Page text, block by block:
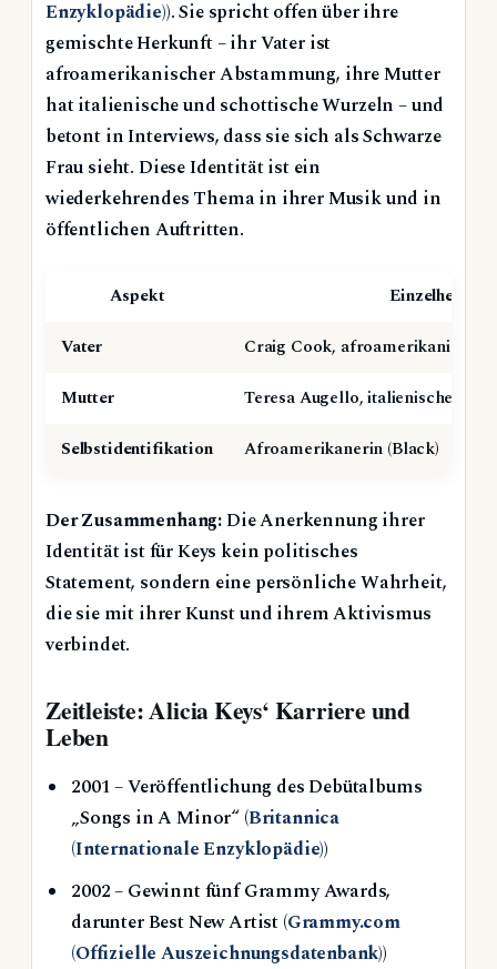
Enzyklopädie)). Sie spricht offen über ihre
gemischte Herkunft – ihr Vater ist
afroamerikanischer Abstammung, ihre Mutter
hat italienische und schottische Wurzeln – und
betont in Interviews, dass sie sich als Schwarze
Frau sieht. Diese Identität ist ein
wiederkehrendes Thema in ihrer Musik und in
öffentlichen Auftritten.
Aspekt
Einzelheit
Vater
Craig Cook,
Mutter
Teresa Augello, italienische/
Selbstidentifikation
Afroamerikanerin (Black)
Der Zusammenhang:Die Anerkennung ihrer
Identität ist für Keys kein politisches
Statement, sondern eine persönliche Wahrheit,
die sie mit ihrer Kunst und ihrem Aktivismus
verbindet.
Zeitleiste: Alicia Keys‘ Karriere und
Leben
2001– Veröffentlichung des Debütalbums
„Songs in A Minor“ (Britannica
(Internationale Enzyklopädie))
2002– Gewinnt fünf Grammy Awards,
darunter Best New Artist (Grammy.com
(Offizielle Auszeichnungsdatenbank))